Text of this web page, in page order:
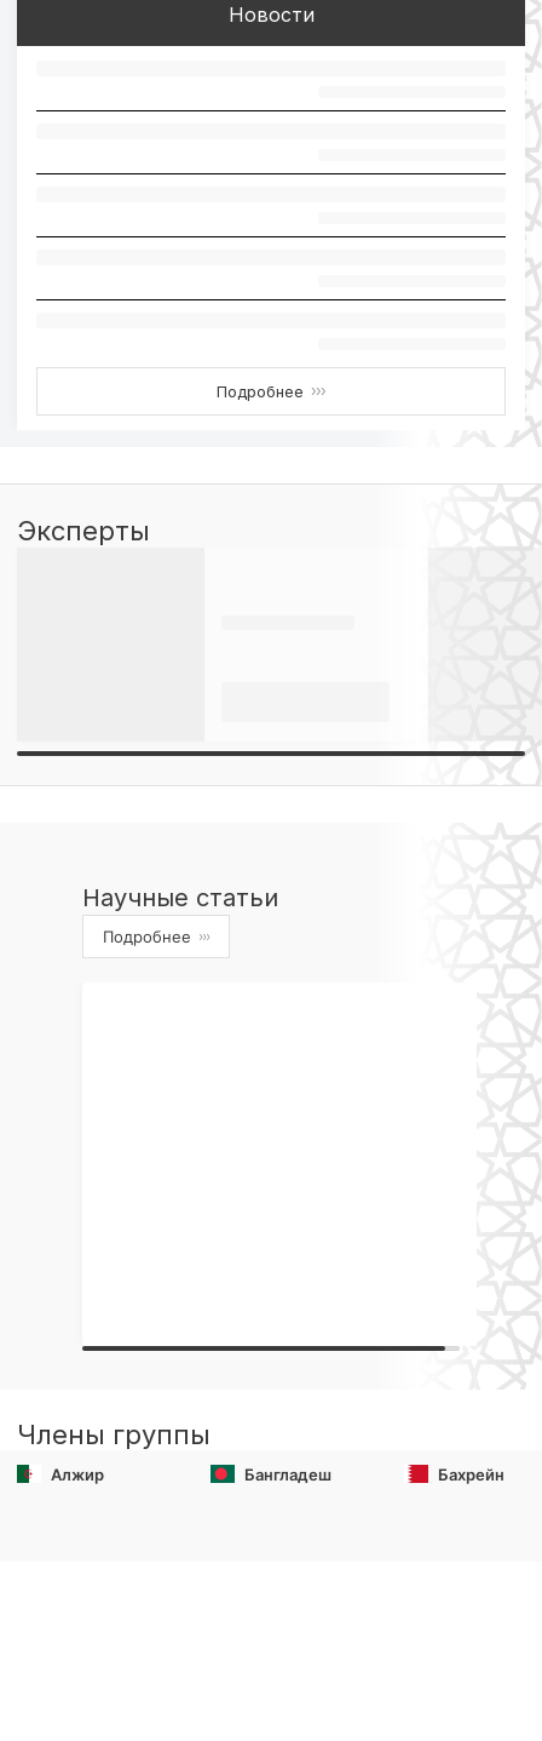
Новости
Подробнее ›››
Эксперты
Научные статьи
Подробнее ›››
Члены группы
Алжир Бангладеш Бахрейн